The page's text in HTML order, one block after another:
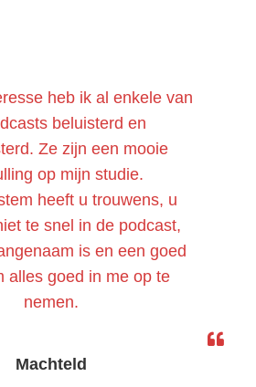
heb ik al enkele van
beluisterd en
Ze zijn een mooie
op mijn studie.
heeft u trouwens, u
te snel in de podcast,
is en een goed
alles goed in me op te
nemen.
Machteld